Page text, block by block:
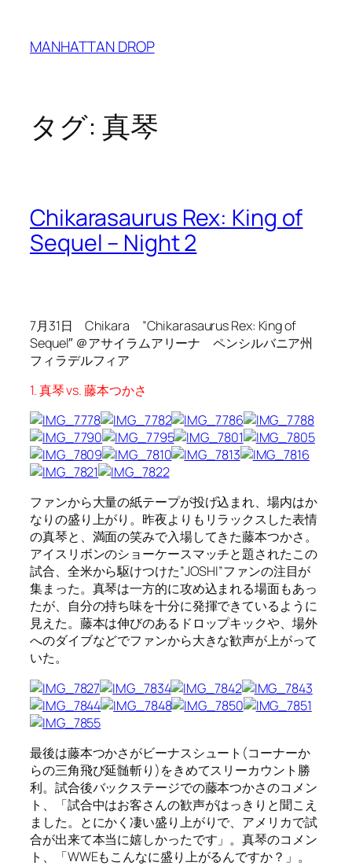
MANHATTAN DROP
タグ: 真琴
Chikarasaurus Rex: King of
Sequel – Night 2
7月31日 Chikara ”Chikarasaurus Rex: King of
Sequel″ ＠アサイラムアリーナ ペンシルバニア州
フィラデルフィア
1. 真琴 vs. 藤本つかさ
ファンから大量の紙テープが投げ込まれ、場内はか
なりの盛り上がり。昨夜よりもリラックスした表情
の真琴と、満面の笑みで入場してきた藤本つかさ。
アイスリボンのショーケースマッチと題されたこの
試合、全米から駆けつけた”JOSHI”ファンの注目が
集まった。真琴は一方的に攻め込まれる場面もあっ
たが、自分の持ち味を十分に発揮できているように
見えた。藤本は伸びのあるドロップキックや、場外
へのダイブなどでファンから大きな歓声が上がって
いた。
最後は藤本つかさがビーナスシュート(コーナーか
らの三角飛び延髄斬り)をきめてスリーカウント勝
利。試合後バックステージでの藤本つかさのコメン
ト、「試合中はお客さんの歓声がはっきりと聞こえ
ました。とにかく凄い盛り上がりで、アメリカで試
合が出来て本当に嬉しかったです」。真琴のコメン
ト、「WWEもこんなに盛り上がるんですか？」。